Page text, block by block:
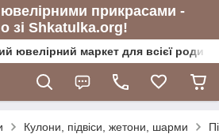
прикрасами -
зі Shkatulka.org!
ювелірний маркет для всієї
Кулони, підвіси, жетони, шарми